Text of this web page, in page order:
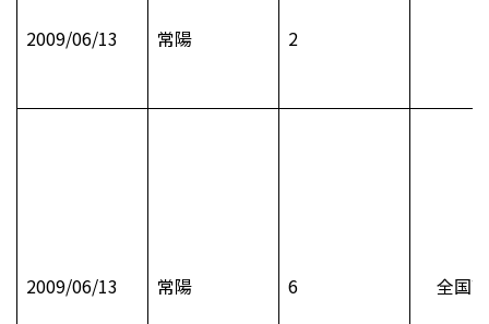
2009/06/13 常陽 2
2009/06/13 常陽 6 全国